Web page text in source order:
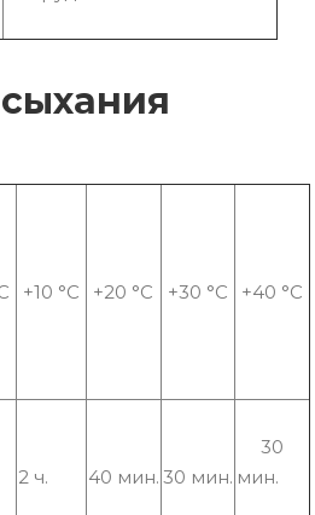
+10 °С +20 °С +30 °С +40 °С
2 ч. 40 мин. 30 мин.
30
мин.